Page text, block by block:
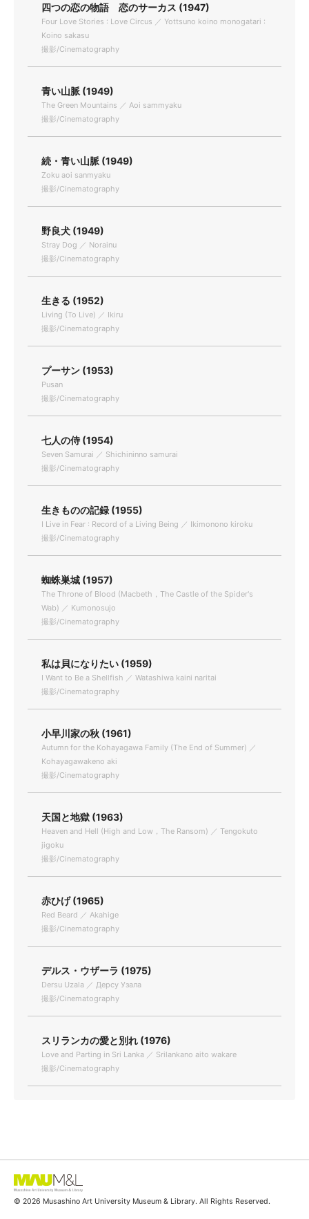
四つの恋の物語 恋のサーカス (1947)
Four Love Stories : Love Circus ／ Yottsuno koino monogatari :
Koino sakasu
撮影/Cinematography
青い山脈 (1949)
The Green Mountains ／ Aoi sammyaku
撮影/Cinematography
続・青い山脈 (1949)
Zoku aoi sanmyaku
撮影/Cinematography
野良犬 (1949)
Stray Dog ／ Norainu
撮影/Cinematography
生きる (1952)
Living (To Live) ／ Ikiru
撮影/Cinematography
プーサン (1953)
Pusan
撮影/Cinematography
七人の侍 (1954)
Seven Samurai ／ Shichininno samurai
撮影/Cinematography
生きものの記録 (1955)
I Live in Fear : Record of a Living Being ／ Ikimonono kiroku
撮影/Cinematography
蜘蛛巣城 (1957)
The Throne of Blood (Macbeth，The Castle of the Spider's
Wab) ／ Kumonosujo
撮影/Cinematography
私は貝になりたい (1959)
I Want to Be a Shellfish ／ Watashiwa kaini naritai
撮影/Cinematography
小早川家の秋 (1961)
Autumn for the Kohayagawa Family (The End of Summer) ／
Kohayagawakeno aki
撮影/Cinematography
天国と地獄 (1963)
Heaven and Hell (High and Low，The Ransom) ／ Tengokuto
jigoku
撮影/Cinematography
赤ひげ (1965)
Red Beard ／ Akahige
撮影/Cinematography
デルス・ウザーラ (1975)
Dersu Uzala ／ Дерсу Узала
撮影/Cinematography
スリランカの愛と別れ (1976)
Love and Parting in Sri Lanka ／ Srilankano aito wakare
撮影/Cinematography
© 2026 Musashino Art University Museum & Library. All Rights Reserved.